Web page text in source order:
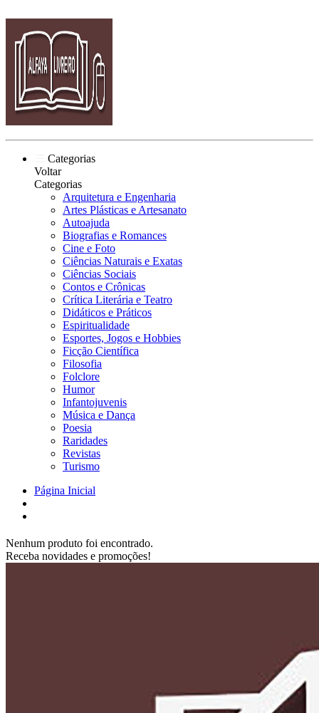
Categorias
Voltar
Categorias
Arquitetura e Engenharia
Artes Plásticas e Artesanato
Autoajuda
Biografias e Romances
Cine e Foto
Ciências Naturais e Exatas
Ciências Sociais
Contos e Crônicas
Crítica Literária e Teatro
Didáticos e Práticos
Espiritualidade
Esportes, Jogos e Hobbies
Ficção Científica
Filosofia
Folclore
Humor
Infantojuvenis
Música e Dança
Poesia
Raridades
Revistas
Turismo
Página Inicial
Nenhum produto foi encontrado.
Receba novidades e promoções!